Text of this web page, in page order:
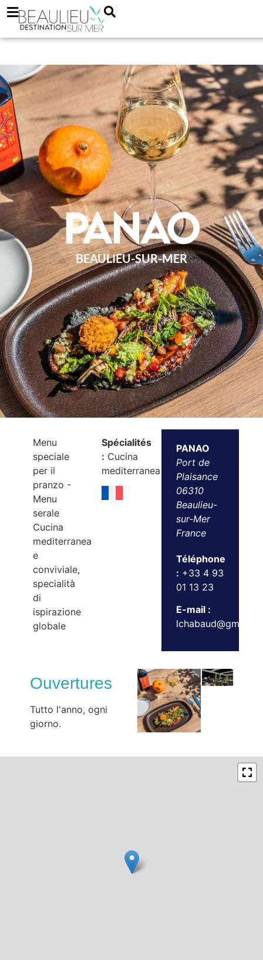
PANAO
BEAULIEU-SUR-MER
Menu
speciale
per il
pranzo -
Menu
serale
Cucina
mediterranea
e
conviviale,
specialità
di
ispirazione
globale
Spécialités
: Cucina
mediterranea
PANAO
Port de
Plaisance
06310
Beaulieu-
sur-Mer
France
Téléphone
: +33 4 93
01 13 23
E-mail :
Ouvertures
Tutto l'anno, ogni
giorno.